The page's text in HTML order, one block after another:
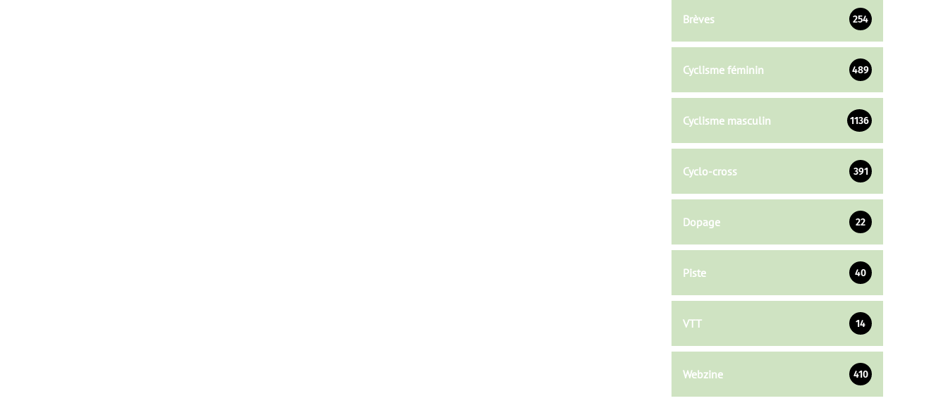
Brèves 254
Cyclisme féminin 489
Cyclisme masculin 1136
Cyclo-cross 391
Dopage 22
Piste 40
VTT 14
Webzine 410